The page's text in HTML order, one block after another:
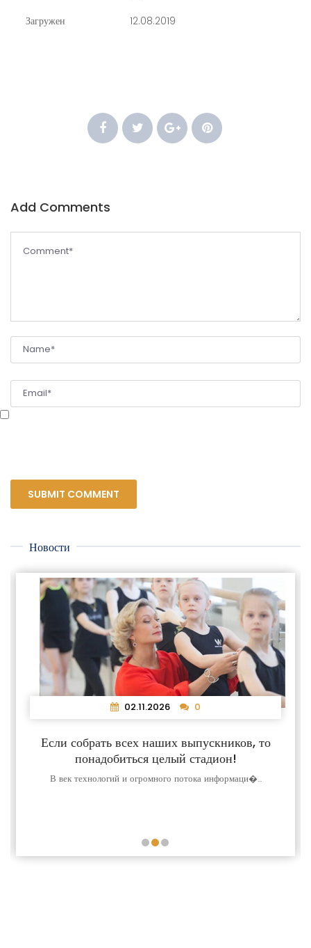
Загружен 12.08.2019
Add Comments
Новости
02.11.2026 0
Если собрать всех наших выпускников, то
понадобиться целый стадион!
В век технологий и огромного потока информаци�...